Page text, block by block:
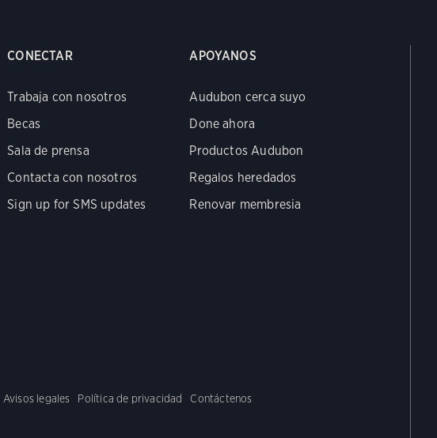
CONECTAR
Trabaja con nosotros
Becas
Sala de prensa
Contacta con nosotros
Sign up for SMS updates
APOYANOS
Audubon cerca suyo
Done ahora
Productos Audubon
Regalos heredados
Renovar membresia
Avisos legales Política de privacidad Contáctenos